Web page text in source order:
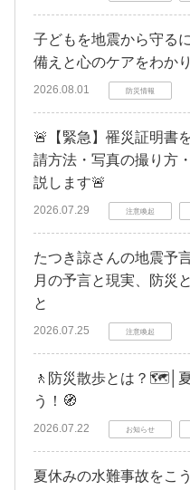
子どもを地震から守る
備えと心のケアをわか
2026.08.01 防災情報
🚨【緊急】罹災証明書
請方法・写真の撮り方
説します🚨
2026.07.29 注意喚起
たつき諒さんの地震予
月の予言と現実、防災
と
2026.07.25 注意喚起
🚶防災散歩とは？🗺️│
う！🧭
2026.07.22 お知らせ
夏休みの水難事故をこ